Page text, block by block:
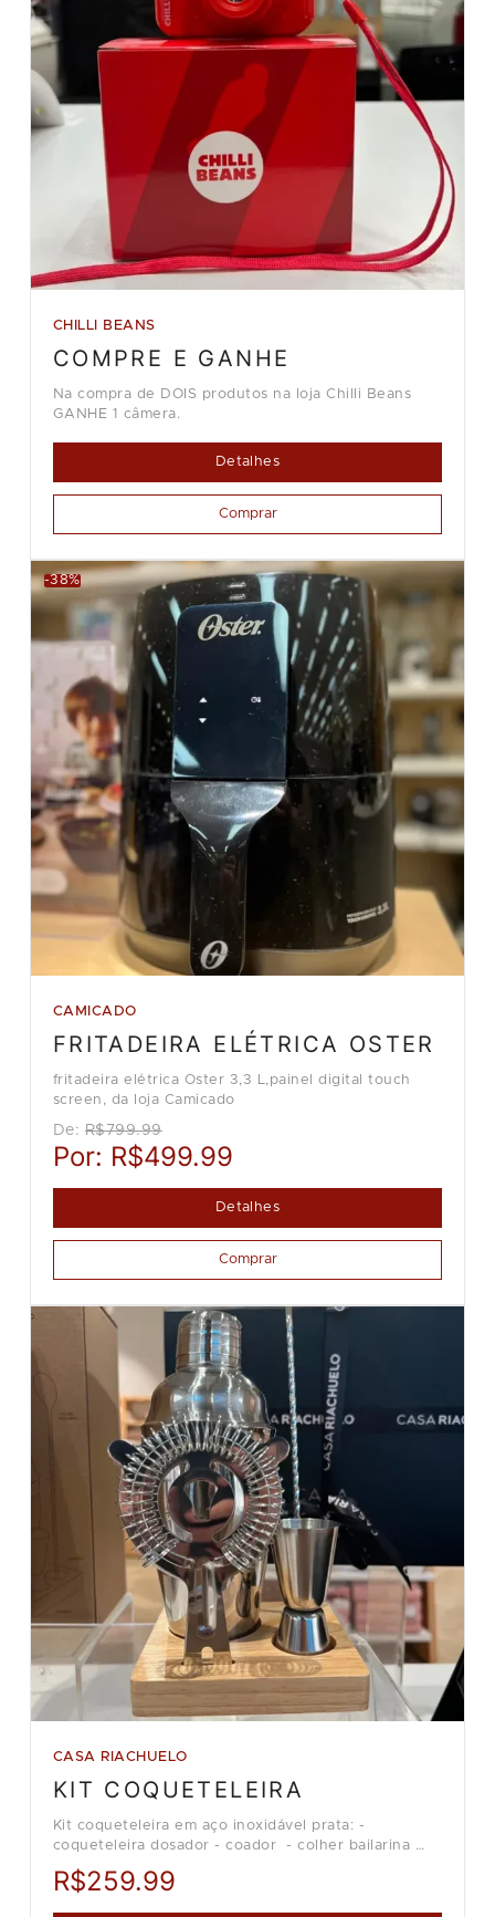
CHILLI BEANS
COMPRE E GANHE
Na compra de DOIS produtos na loja Chilli Beans
GANHE 1 câmera.
Detalhes
Comprar
-38%
CAMICADO
FRITADEIRA ELÉTRICA OSTER
fritadeira elétrica Oster 3,3 L,painel digital touch
screen, da loja Camicado
De: R$799.99
Por: R$499.99
Detalhes
Comprar
CASA RIACHUELO
KIT COQUETELEIRA
Kit coqueteleira em aço inoxidável prata: -
coqueteleira dosador - coador - colher bailarina
Loja Casa Riachuelo.
R$259.99